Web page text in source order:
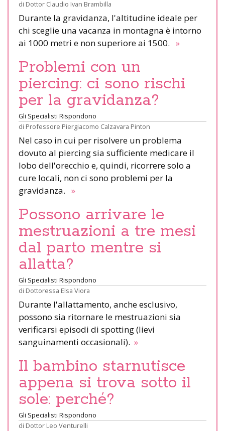
di Dottor Claudio Ivan Brambilla
Durante la gravidanza, l'altitudine ideale per
chi sceglie una vacanza in montagna è intorno
ai 1000 metri e non superiore ai 1500. »
Problemi con un
piercing: ci sono rischi
per la gravidanza?
Gli Specialisti Rispondono
di Professore Piergiacomo Calzavara Pinton
Nel caso in cui per risolvere un problema
dovuto al piercing sia sufficiente medicare il
lobo dell'orecchio e, quindi, ricorrere solo a
cure locali, non ci sono problemi per la
gravidanza. »
Possono arrivare le
mestruazioni a tre mesi
dal parto mentre si
allatta?
Gli Specialisti Rispondono
di Dottoressa Elsa Viora
Durante l'allattamento, anche esclusivo,
possono sia ritornare le mestruazioni sia
verificarsi episodi di spotting (lievi
sanguinamenti occasionali). »
Il bambino starnutisce
appena si trova sotto il
sole: perché?
Gli Specialisti Rispondono
di Dottor Leo Venturelli